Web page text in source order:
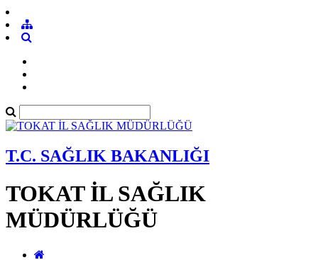
T.C. SAĞLIK BAKANLIĞI
TOKAT İL SAĞLIK
MÜDÜRLÜĞÜ